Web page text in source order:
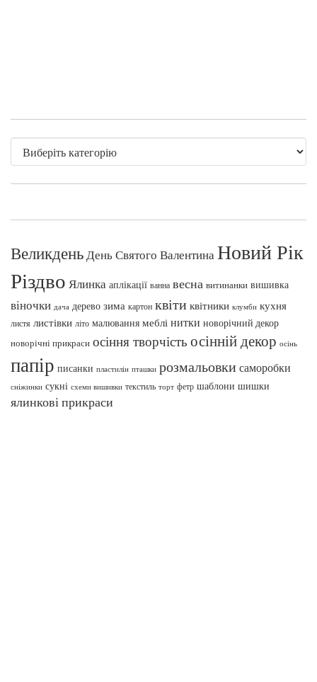
ВеликденьДень Святого ВалентинаНовий Рік
Різдво Ялинка аплікації ванна весна витинанки вишивка
віночки дача дерево зима картон квіти квітники клумби кухня
листя листівки літо малювання меблі нитки новорічний декор
новорічні прикраси осіння творчість осінній декор осінь
папір писанки пластилін пташки розмальовки саморобки
сніжинки сукні схеми вишивки текстиль торт фетр шаблони шишки
ялинкові прикраси